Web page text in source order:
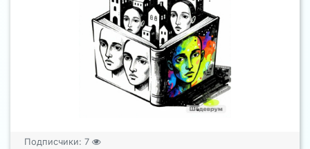
Подписчики: 7